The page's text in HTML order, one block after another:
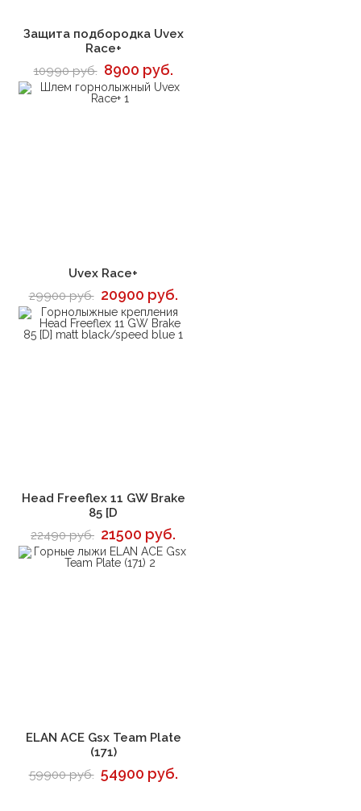
В корзину
Защита подбородка Uvex
Race+
10990 руб. 8900 руб.
В корзину
Uvex Race+
29900 руб. 20900 руб.
В корзину
Head Freeflex 11 GW Brake
85 [D
22490 руб. 21500 руб.
В корзину
ELAN ACE Gsx Team Plate
(171)
59900 руб. 54900 руб.